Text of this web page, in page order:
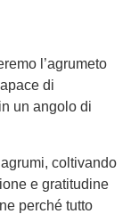
l’agrumeto
di
un angolo di
coltivando
e gratitudine
perché tutto